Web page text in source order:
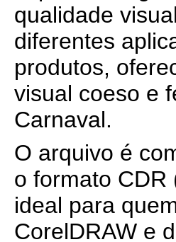
qualidade
diferentes
produtos,
visual coeso e
Carnaval.
O arquivo é
o formato CDR
ideal para
CorelDRAW e